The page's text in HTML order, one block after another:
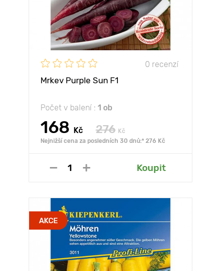
0 recenzí
Mrkev Purple Sun F1
Počet v balení : 1 ob
168 Kč 276 Kč
Nejnižší cena za posledních 30 dnů:* 276 Kč
Koupit
AKCE